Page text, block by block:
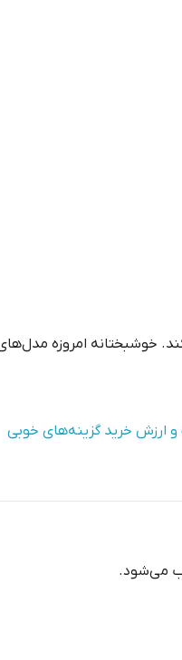
خوشبختانه امروزه
و ارزش خرید گزینه‌های خوبی
می‌شود.